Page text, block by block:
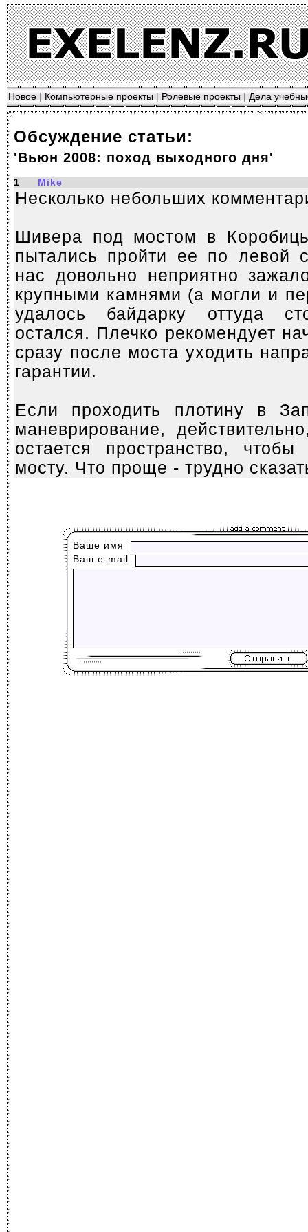
Новое | Компьютерные проекты | Ролевые проекты | Дела
Обсуждение статьи:
'Вьюн 2008: поход выходного дня'
1 Mike
Несколько небольших
Шивера под мостом в
пытались пройти ее по левой
нас довольно неприятно
крупными камнями (а могли и
удалось байдарку оттуда
остался. Плечко рекомендует
сразу после моста уходить
гарантии.
Если проходить плотину в
маневрирование,
остается пространство,
мосту. Что проще - трудно
Ваше имя
Ваш е-mail